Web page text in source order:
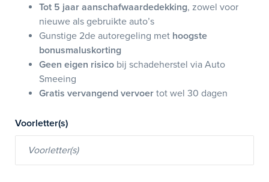
Tot 5 jaar aanschafwaardedekking, zowel voor
nieuwe als gebruikte auto’s
Gunstige 2de autoregeling met hoogste
bonusmaluskorting
Geen eigen risico bij schadeherstel via Auto
Smeeing
Gratis vervangend vervoer tot wel 30 dagen
Voorletter(s)